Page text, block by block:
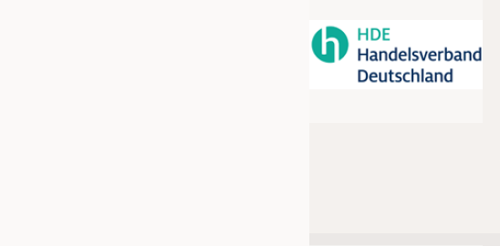
STELLENMARKT
KRÜGER PERSONAL HEADHUNTING